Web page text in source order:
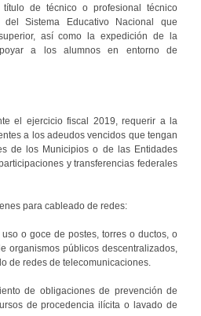
de técnico o profesional técnico
del Sistema Educativo Nacional que
así como la expedición de la
a los alumnos en entorno de
el ejercicio fiscal 2019, requerir a la
a los adeudos vencidos que tengan
de los Municipios o de las Entidades
y transferencias federales
para cableado de redes:
o goce de postes, torres o ductos, o
organismos públicos descentralizados,
de redes de telecomunicaciones.
de obligaciones de prevención de
de procedencia ilícita o lavado de